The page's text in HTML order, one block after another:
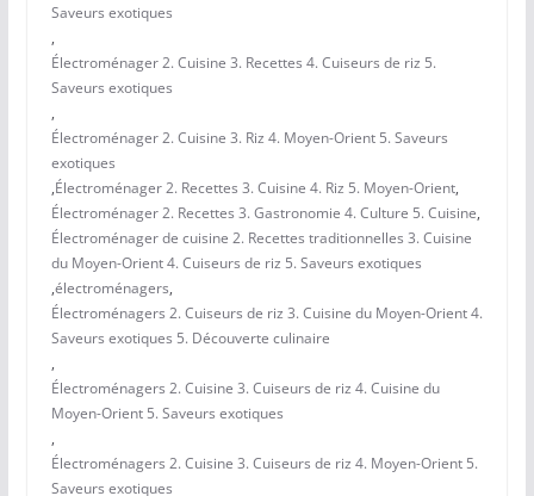
Saveurs exotiques
,
Électroménager 2. Cuisine 3. Recettes 4. Cuiseurs de riz 5.
Saveurs exotiques
,
Électroménager 2. Cuisine 3. Riz 4. Moyen-Orient 5. Saveurs
exotiques
,Électroménager 2. Recettes 3. Cuisine 4. Riz 5. Moyen-Orient,
Électroménager 2. Recettes 3. Gastronomie 4. Culture 5. Cuisine,
Électroménager de cuisine 2. Recettes traditionnelles 3. Cuisine
du Moyen-Orient 4. Cuiseurs de riz 5. Saveurs exotiques
,électroménagers,
Électroménagers 2. Cuiseurs de riz 3. Cuisine du Moyen-Orient 4.
Saveurs exotiques 5. Découverte culinaire
,
Électroménagers 2. Cuisine 3. Cuiseurs de riz 4. Cuisine du
Moyen-Orient 5. Saveurs exotiques
,
Électroménagers 2. Cuisine 3. Cuiseurs de riz 4. Moyen-Orient 5.
Saveurs exotiques